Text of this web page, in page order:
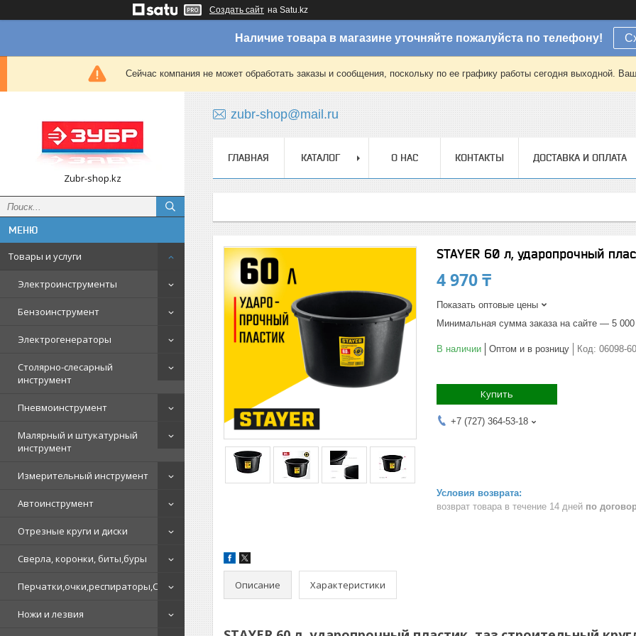
Создать сайт на Satu.kz
Наличие товара в магазине уточняйте пожалуйста по телефону!
Сейчас компания не может обработать заказы и сообщения, поскольку по ее графику работы сегодня выходной.
Zubr-shop.kz
Товары и услуги
Электроинструменты
Бензоинструмент
Электрогенераторы
Столярно-слесарный
инструмент
Пневмоинструмент
Малярный и штукатурный
инструмент
Измерительный инструмент
Автоинструмент
Отрезные круги и диски
Сверла, коронки, биты,буры
Перчатки,очки,респираторы,СИЗ
Ножи и лезвия
zubr-shop@mail.ru
ГЛАВНАЯ КАТАЛОГ О НАС КОНТАКТЫ ДОСТАВКА И ОПЛАТА
STAYER 60 л, ударопрочный
4 970 ₸
Показать оптовые цены
Минимальная сумма заказа на сайте — 5
В наличии Оптом и в розницу Код: 06098-
Купить
+7 (727) 364-53-18
возврат товара в течение 14 дней по
Описание Характеристики